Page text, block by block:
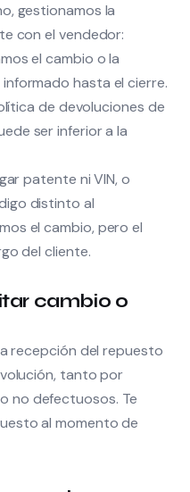
gestionamos la
con el vendedor:
el cambio o la
hasta el cierre.
de devoluciones de
ser inferior a la
patente ni VIN, o
distinto al
el cambio, pero el
del cliente.
cambio o
recepción del repuesto
tanto por
no defectuosos. Te
al momento de